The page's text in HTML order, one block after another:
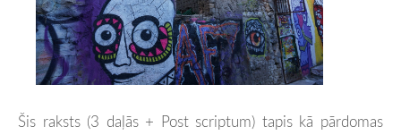
Šis raksts (3 daļās + Post scriptum) tapis kā pārdomas